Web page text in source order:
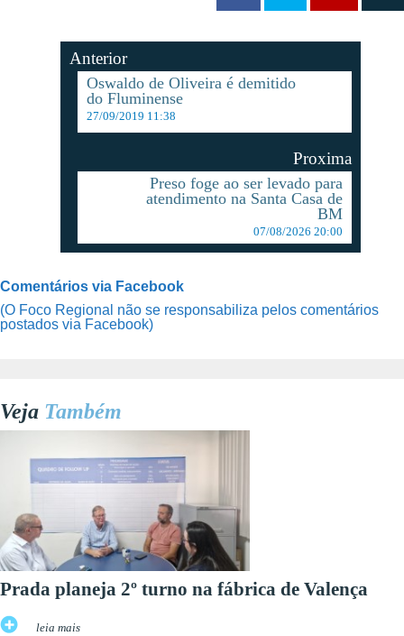
Anterior
Oswaldo de Oliveira é demitido
do Fluminense
27/09/2019 11:38
Proxima
Preso foge ao ser levado para
atendimento na Santa Casa de
BM
07/08/2026 20:00
Comentários via Facebook
(O Foco Regional não se responsabiliza pelos comentários
postados via Facebook)
Veja Também
Prada planeja 2º turno na fábrica de Valença
leia mais